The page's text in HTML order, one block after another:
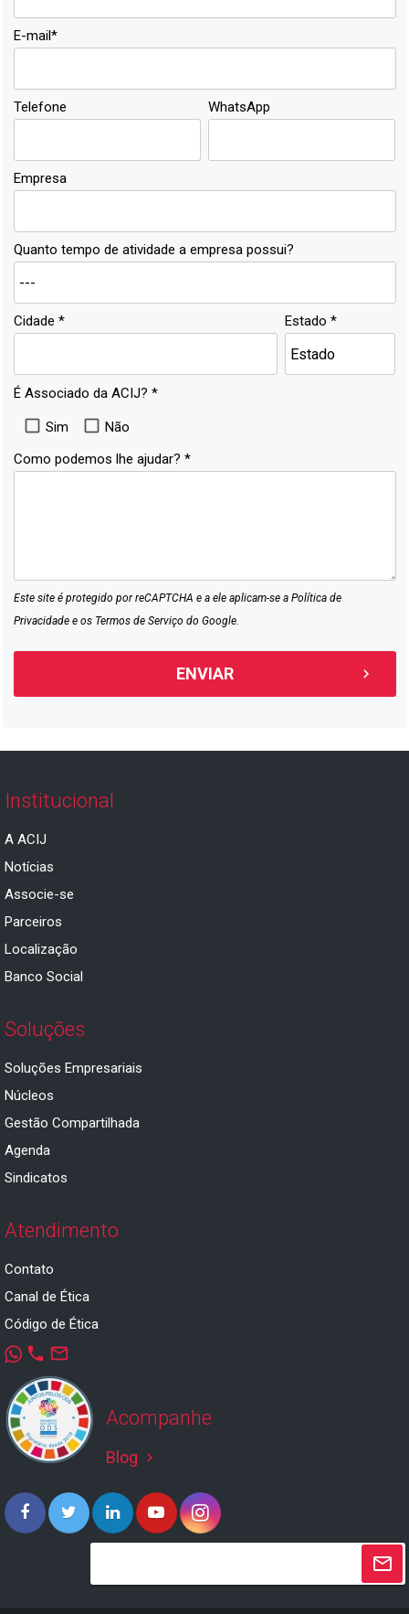
E-mail*
Telefone WhatsApp
Empresa
Quanto tempo de atividade a empresa possui?
Cidade * Estado *
É Associado da ACIJ? *
Sim
Não
Como podemos lhe ajudar? *
Este site é protegido por reCAPTCHA e a ele aplicam-se a Política de
Privacidadee os Termos de Serviço do Google.
Institucional
A ACIJ
Notícias
Associe-se
Parceiros
Localização
Banco Social
Soluções
Soluções Empresariais
Núcleos
Gestão Compartilhada
Agenda
Sindicatos
Atendimento
Contato
Canal de Ética
Código de Ética
phone mail_outline
Acompanhe
Blog keyboard_arrow_right